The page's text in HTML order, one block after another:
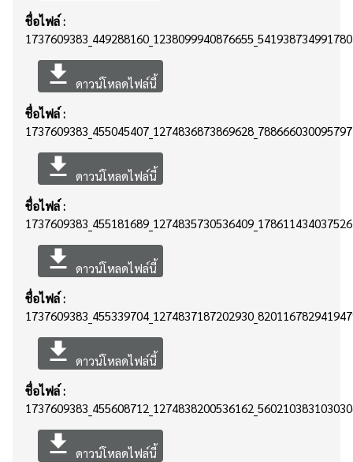
ชื่อไฟล์ :
file_download ดาวน์โหลดไฟล์นี้
ชื่อไฟล์ :
file_download ดาวน์โหลดไฟล์นี้
ชื่อไฟล์ :
file_download ดาวน์โหลดไฟล์นี้
ชื่อไฟล์ :
file_download ดาวน์โหลดไฟล์นี้
ชื่อไฟล์ :
file_download ดาวน์โหลดไฟล์นี้